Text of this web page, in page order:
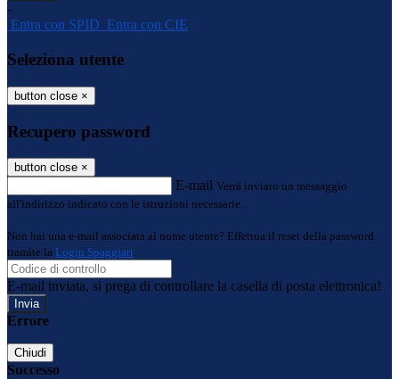
-
Entra con SPID Entra con CIE
Seleziona utente
button close ×
Recupero password
button close ×
E-mail Verrà inviato un messaggio
all'indirizzo indicato con le istruzioni necessarie.
Non hai una e-mail associata al nome utente? Effettua il reset della password
tramite la Login Spaggiari
E-mail inviata, si prega di controllare la casella di posta elettronica!
Errore
Chiudi
Successo